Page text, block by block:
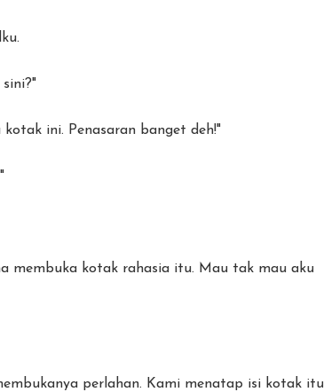
ini. Penasaran banget deh!"
membuka kotak rahasia itu. Mau tak mau aku
perlahan. Kami menatap isi kotak itu